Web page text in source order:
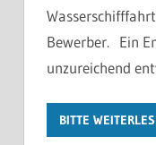
Bewerber. Ein
unzureichend
BITTE